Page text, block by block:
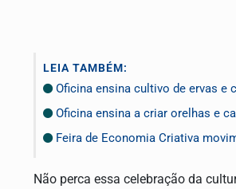
LEIA TAMBÉM:
Oficina ensina cultivo de ervas e
Oficina ensina a criar orelhas e
Feira de Economia Criativa
Não perca essa celebração da